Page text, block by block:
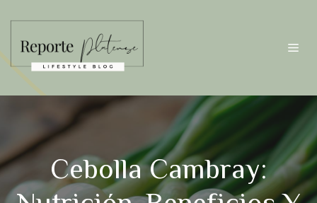
contenido
Cebolla Cambray: